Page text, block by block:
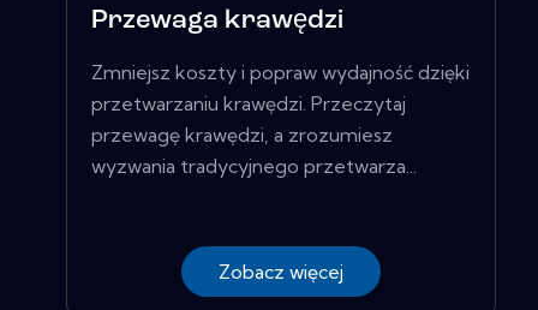
Przewaga krawędzi
Zmniejsz koszty i popraw wydajność dzięki
przetwarzaniu krawędzi. Przeczytaj
przewagę krawędzi, a zrozumiesz
wyzwania tradycyjnego przetwarza...
Zobacz więcej